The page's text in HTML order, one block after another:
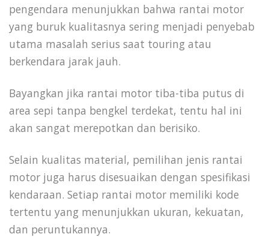
pengendara menunjukkan bahwa rantai motor
yang buruk kualitasnya sering menjadi penyebab
utama masalah serius saat touring atau
berkendara jarak jauh.
Bayangkan jika rantai motor tiba-tiba putus di
area sepi tanpa bengkel terdekat, tentu hal ini
akan sangat merepotkan dan berisiko.
Selain kualitas material, pemilihan jenis rantai
motor juga harus disesuaikan dengan spesifikasi
kendaraan. Setiap rantai motor memiliki kode
tertentu yang menunjukkan ukuran, kekuatan,
dan peruntukannya.